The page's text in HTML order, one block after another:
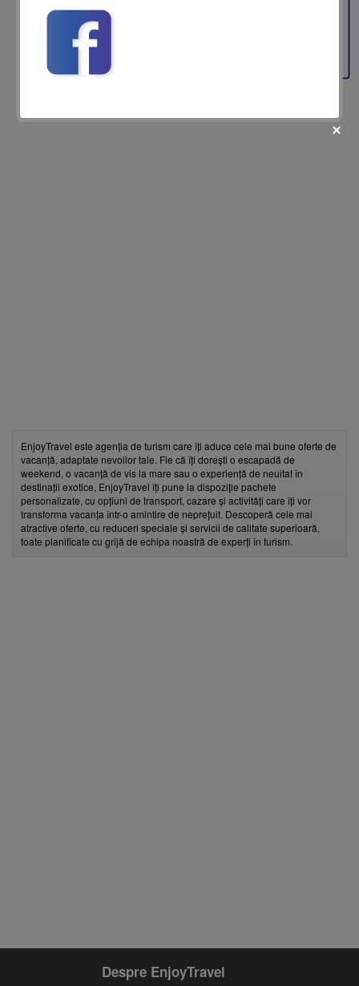
EnjoyTravel este agenția de turism care îți aduce cele mai bune oferte de
vacanță, adaptate nevoilor tale. Fie că îți dorești o escapadă de
weekend, o vacanță de vis la mare sau o experiență de neuitat în
destinații exotice, EnjoyTravel îți pune la dispoziție pachete
personalizate, cu opțiuni de transport, cazare și activități care îți vor
transforma vacanța într-o amintire de neprețuit. Descoperă cele mai
atractive oferte, cu reduceri speciale și servicii de calitate superioară,
toate planificate cu grijă de echipa noastră de experți în turism.
Despre EnjoyTravel